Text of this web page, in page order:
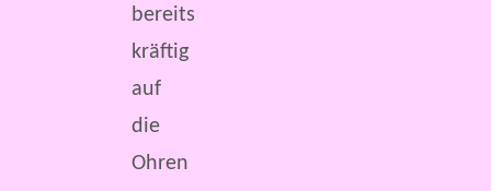
bereits
kräftig
auf
die
Ohren